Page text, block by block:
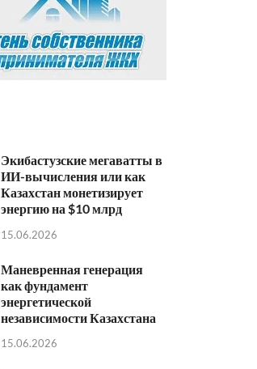
Экибастузские мегаватты в
ИИ-вычисления или как
Казахстан монетизирует
энергию на $10 млрд
15.06.2026
Маневренная генерация
как фундамент
энергетической
независимости Казахстана
15.06.2026